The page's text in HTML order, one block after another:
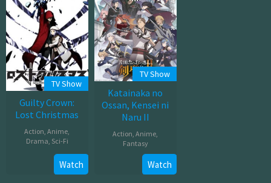
TV Show
Guilty Crown:
Lost Christmas
Action,Anime,
Drama, Sci-Fi
26,
Watch
TV Show
Katainaka no
Ossan, Kensei ni
Naru II
Action ,Anime
Fantasy
08,
Watch